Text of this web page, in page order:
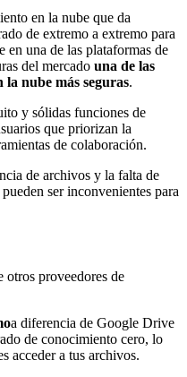
en la nube que da
de extremo a extremo para
en una de las plataformas de
del mercado una de las
nube más seguras.
y sólidas funciones de
que priorizan la
de colaboración.
de archivos y la falta de
ser inconvenientes para
proveedores de
a diferencia de Google Drive
de conocimiento cero, lo
acceder a tus archivos.